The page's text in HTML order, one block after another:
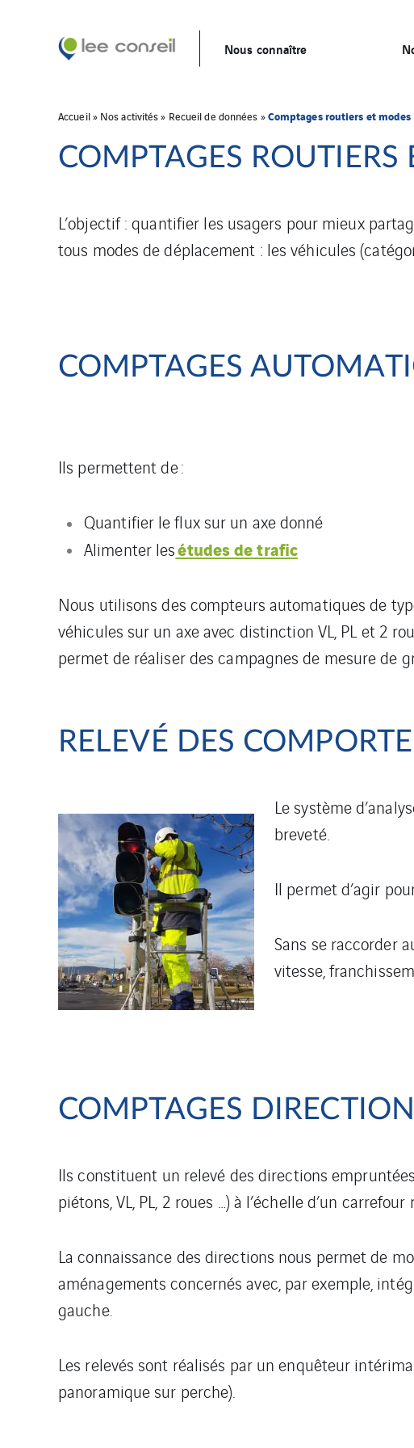
Nous connaître
Accueil» Nos activités» Recueil de données »Comptages routiers et
COMPTAGES ROUTIERS
L’objectif : quantifier les usagers pour mieux
tous modes de déplacement : les véhicules
COMPTAGES
Ils permettent de :
Quantifier le flux sur un axe donné
Alimenter lesétudes de trafic
Nous utilisons des compteurs automatiques de
véhicules sur un axe avec distinction VL, PL et 2
permet de réaliser des campagnes de mesure de
RELEVÉ DES
Le système
breveté.
Il permet d’agir
Sans se raccorder
vitesse,
COMPTAGES
Ils constituent un relevé des directions
piétons, VL, PL, 2 roues …) à l’échelle d’un carrefour
La connaissance des directions nous permet de
aménagements concernés avec, par exemple,
gauche.
Les relevés sont réalisés par un enquêteur
panoramique sur perche).